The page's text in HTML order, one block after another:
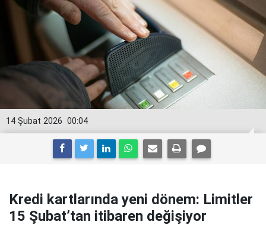
00:04
14 Şubat 2026
Kredi kartlarında yeni dönem: Limitler
15 Şubat’tan itibaren değişiyor